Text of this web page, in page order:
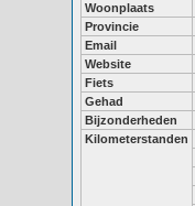
Woonplaats
Provincie
Email
Website
Fiets
Gehad
Bijzonderheden
Kilometerstanden